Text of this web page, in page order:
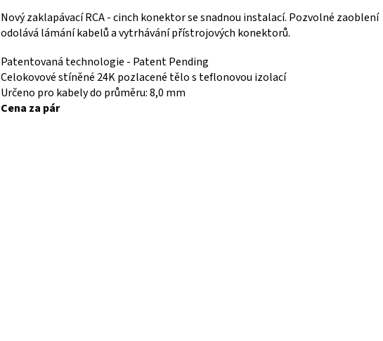
Nový zaklapávací RCA - cinch konektor se snadnou instalací. Pozvolné zaoblení
odolává lámání kabelů a vytrhávání přístrojových konektorů.
Patentovaná technologie - Patent Pending
Celokovové stíněné 24K pozlacené tělo s teflonovou izolací
Určeno pro kabely do průměru: 8,0 mm
Cena za pár